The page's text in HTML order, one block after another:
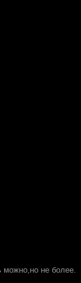
можно,но не более.